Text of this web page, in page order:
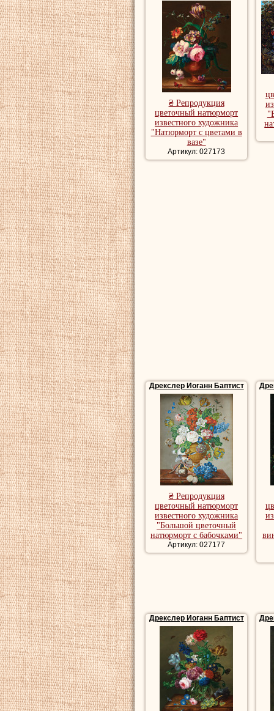
₴ Репродукция
цветочный натюрморт
известного художника
"Натюрморт с цветами в
вазе"
Артикул: 027173
Дрекслер Иоганн Баптист
₴ Репродукция
цветочный натюрморт
известного художника
"Большой цветочный
натюрморт с бабочками"
Артикул: 027177
Дрекслер Иоганн Баптист